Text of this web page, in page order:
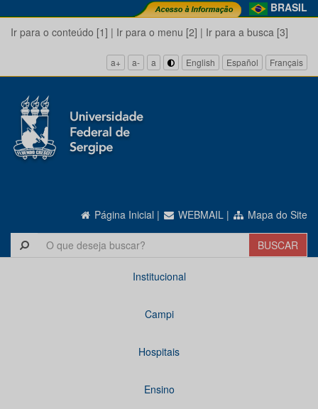
BRASIL
Ir para o conteúdo [1] | Ir para o menu [2] | Ir para a busca [3]
a+ a- a English Español Français
Página Inicial | WEBMAIL | Mapa do Site
Institucional
Campi
Hospitais
Ensino